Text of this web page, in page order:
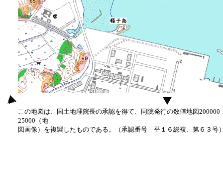
この地図は、国土地理院長の承認を得て、同院発行の数値地図
25000（地
図画像）を複製したものである。（承認番号 平１６総複、第６３号